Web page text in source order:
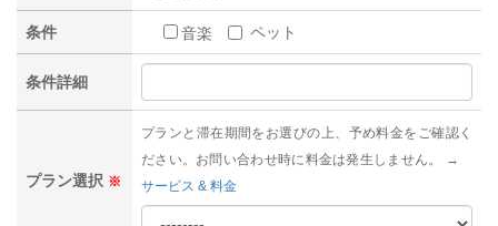
条件 音楽 ペット
条件詳細
プラン選択 ※
プランと滞在期間をお選びの上、予め料金をご確認く
ださい。お問い合わせ時に料金は発生しません。 →
サービス & 料金